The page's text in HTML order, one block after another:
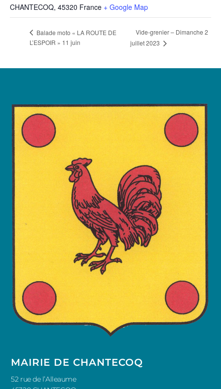
CHANTECOQ, 45320 France + Google Map
Balade moto « LA ROUTE DE
L’ESPOIR » 11 juin
Vide-grenier – Dimanche 2
juillet 2023
MAIRIE DE CHANTECOQ
52 rue de l’Alleaume